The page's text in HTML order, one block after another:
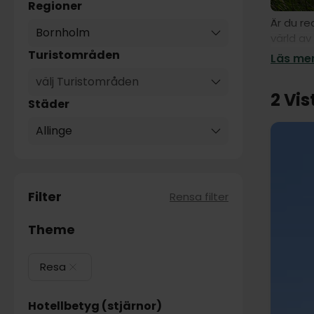
Regioner
Bornholm
Turistområden
välj Turistområden
Städer
Allinge
Filter Rensa filter
Theme
Resa
Hotellbetyg (stjärnor)
Är du
värld
koppla
Läs
2